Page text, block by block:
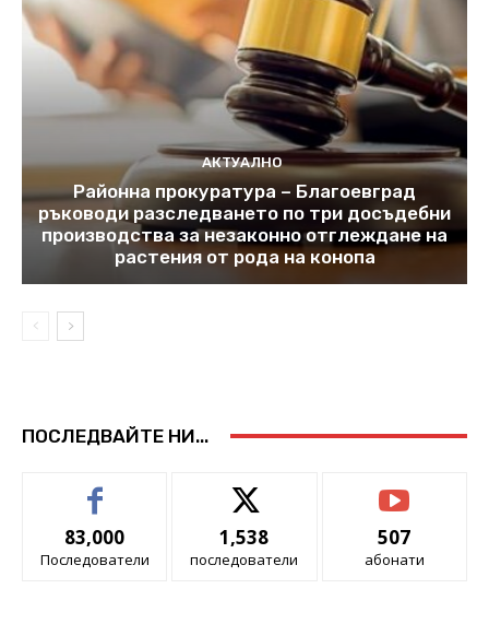
АКТУАЛНО
Районна прокуратура – Благоевград
ръководи разследването по три досъдебни
производства за незаконно отглеждане на
растения от рода на конопа
ПОСЛЕДВАЙТЕ НИ...
83,000
Последователи
1,538
последователи
507
абонати